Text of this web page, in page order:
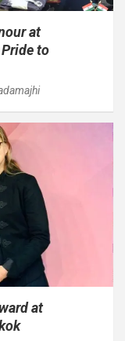
at
to
at